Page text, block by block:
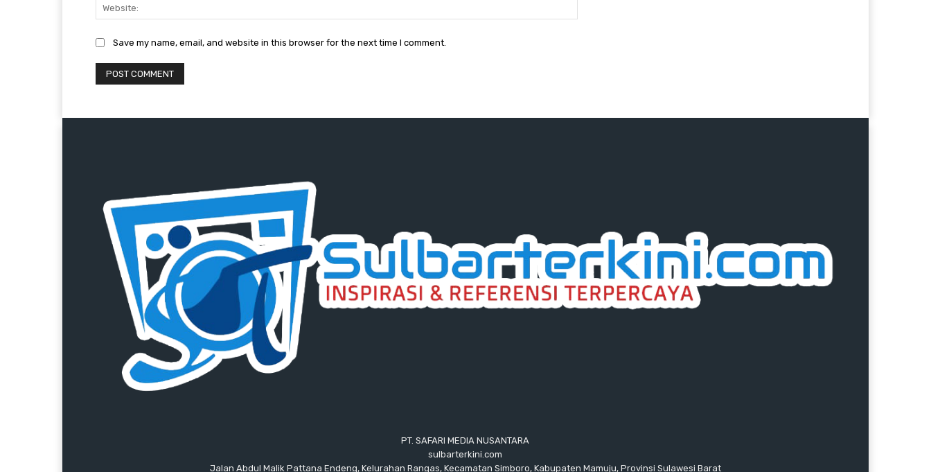
Save my name, email, and website in this browser for the next time I comment.
PT. SAFARI MEDIA NUSANTARA
sulbarterkini.com
Jalan Abdul Malik Pattana Endeng, Kelurahan Rangas, Kecamatan Simboro, Kabupaten Mamuju, Provinsi Sulawesi Barat